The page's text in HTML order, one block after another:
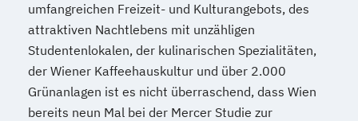
Kunstgeschichte Latein (Lehramt)
Lebensmittelchemie Mathematik
Mathematik (Lehramt) Medieninformatik
Meteorologie Meteorologie
Middle European interdisciplinary master's
umfangreichen Freizeit- und Kulturangebots, des
attraktiven Nachtlebens mit unzähligen
Studentenlokalen, der kulinarischen Spezialitäten,
der Wiener Kaffeehauskultur und über 2.000
Grünanlagen ist es nicht überraschend, dass Wien
bereits neun Mal bei der Mercer Studie zur